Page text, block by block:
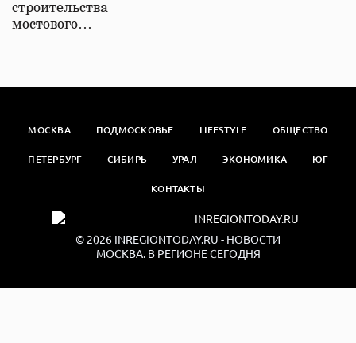
строительства
мостового…
МОСКВА ПОДМОСКОВЬЕ LIFESTYLE ОБЩЕСТВО
ПЕТЕРБУРГ СИБИРЬ УРАЛ ЭКОНОМИКА ЮГ
КОНТАКТЫ
© 2026 INREGIONTODAY.RU - НОВОСТИ
МОСКВА. В РЕГИОНЕ СЕГОДНЯ